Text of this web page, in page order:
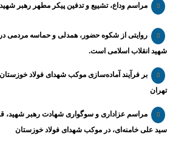
مراسم وداع، تشییع و تدفین پیکر مطهر رهبر
روایتی از شکوه حضور، همدلی و حماسه مردمی
شهید انقلاب اسلامی است.
بر فرآیند آماده‌سازی موکب شهدای فولاد
تهران
مراسم عزاداری و سوگواری شهادت رهبر شهید،
سید علی خامنه‌ای، در موکب شهدای فولاد خوزستان